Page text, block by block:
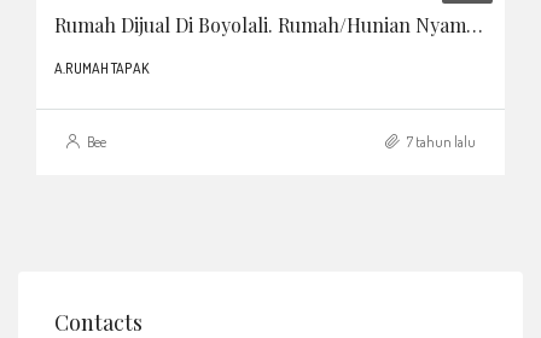
Rumah Dijual Di Boyolali. Rumah/hunian Nyaman Dan Luas
A.RUMAH TAPAK
Bee 7 tahun lalu
Contacts